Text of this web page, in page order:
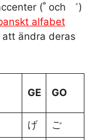
(˚ och ゛)
alfabet
ändra deras
GE GO
げ ご